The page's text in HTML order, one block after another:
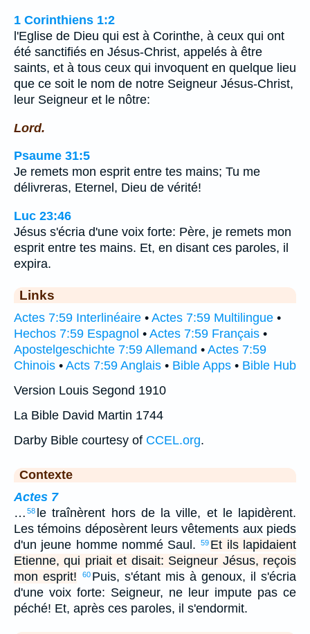
1 Corinthiens 1:2
l'Eglise de Dieu qui est à Corinthe, à ceux qui ont
été sanctifiés en Jésus-Christ, appelés à être
saints, et à tous ceux qui invoquent en quelque lieu
que ce soit le nom de notre Seigneur Jésus-Christ,
leur Seigneur et le nôtre:
Lord.
Psaume 31:5
Je remets mon esprit entre tes mains; Tu me
délivreras, Eternel, Dieu de vérité!
Luc 23:46
Jésus s'écria d'une voix forte: Père, je remets mon
esprit entre tes mains. Et, en disant ces paroles, il
expira.
Links
Actes 7:59 Interlinéaire • Actes 7:59 Multilingue •
Hechos 7:59 Espagnol • Actes 7:59 Français •
Apostelgeschichte 7:59 Allemand • Actes 7:59
Chinois • Acts 7:59 Anglais • Bible Apps • Bible Hub
Version Louis Segond 1910
La Bible David Martin 1744
Darby Bible courtesy of CCEL.org.
Contexte
Actes 7
… 58 le traînèrent hors de la ville, et le lapidèrent.
Les témoins déposèrent leurs vêtements aux pieds
d'un jeune homme nommé Saul.
59 Et ils lapidaient
Etienne, qui priait et disait: Seigneur Jésus, reçois
mon esprit!
60 Puis, s'étant mis à genoux, il s'écria
d'une voix forte: Seigneur, ne leur impute pas ce
péché! Et, après ces paroles, il s'endormit.